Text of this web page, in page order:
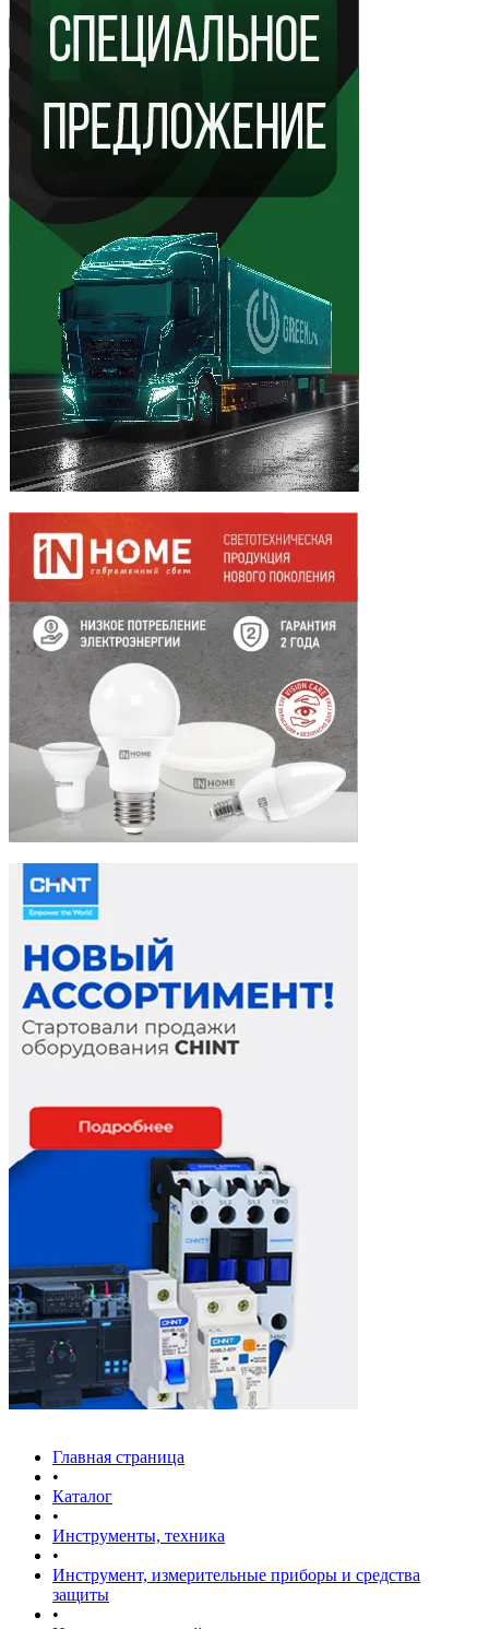
Главная страница
•
Каталог
•
Инструменты, техника
•
Инструмент, измерительные приборы и средства
защиты
•